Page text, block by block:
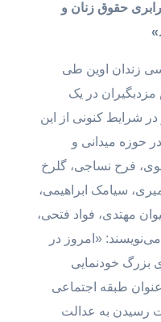
حقوق زنان و
»
زندان اوین طی
در یک
شرایط کنونی از این
حوزه میدانی و
فرح نساجی، گلرخ
سیامک ابراهیمی،
مهتدی، فواد فتحی،
«امروز در
بزرگ خودنمایی
طبقه اجتماعی
رسیدن به عدالت